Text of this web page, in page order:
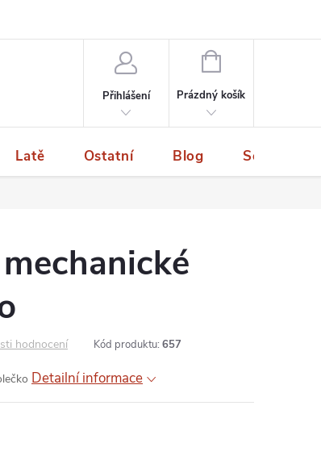
Přihlášení
NÁKUPNÍ
Prázdný košík
Latě Ostatní Blog Servis a
hodnocení Kód produktu: 657
Detailní informace